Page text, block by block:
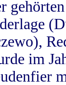
im